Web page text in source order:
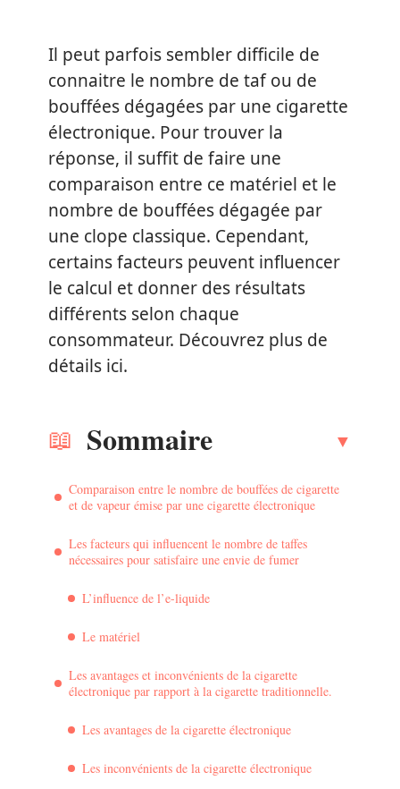
Il peut parfois sembler difficile de
connaitre le nombre de taf ou de
bouffées dégagées par une cigarette
électronique. Pour trouver la
réponse, il suffit de faire une
comparaison entre ce matériel et le
nombre de bouffées dégagée par
une clope classique. Cependant,
certains facteurs peuvent influencer
le calcul et donner des résultats
différents selon chaque
consommateur. Découvrez plus de
détails ici.
Sommaire
Comparaison entre le nombre de bouffées de cigarette
et de vapeur émise par une cigarette électronique
Les facteurs qui influencent le nombre de taffes
nécessaires pour satisfaire une envie de fumer
L’influence de l’e-liquide
Le matériel
Les avantages et inconvénients de la cigarette
électronique par rapport à la cigarette traditionnelle.
Les avantages de la cigarette électronique
Les inconvénients de la cigarette électronique